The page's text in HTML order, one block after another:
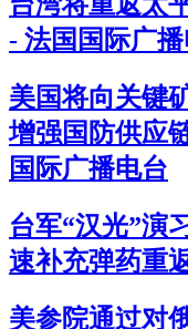
- 法国国际广
美国将向关键
增强国防供应
国际广播电台
台军“汉光”演
速补充弹药重
美参院通过对